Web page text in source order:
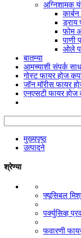
अग्निशामक
ड्राय
फोम
पाणी
ओले
बातम्या
आमच्याशी संपर्क
गोस्ट फायर होज
जॉन मॉरीस फायर
एनएसटी फायर होज
मुख्यपृष्ठ
उत्पादने
श्रेण्या
फ्यूसिबल
पर्क्युसिव्ह
फवारणी